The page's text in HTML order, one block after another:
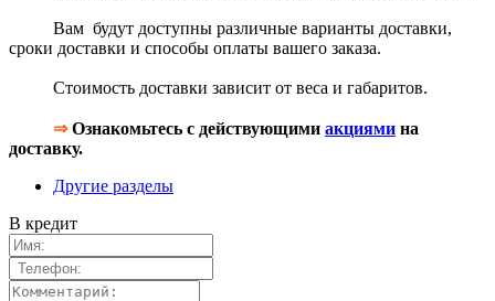
Вам будут доступны различные варианты доставки,
сроки доставки и способы оплаты вашего заказа.
Стоимость доставки зависит от веса и габаритов.
⇒Ознакомьтесь с действующими акциями на
доставку.
Другие разделы
В кредит